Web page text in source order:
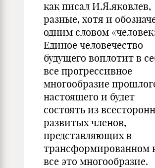
как писал И.Я.яковлев,
разные, хотя и
одним словом
Единое человечество
будущего воплотит в
все прогрессивное
многообразие
настоящего и будет
состоять из
развитых членов,
представляющих в
трансформированном
все это многообразие.